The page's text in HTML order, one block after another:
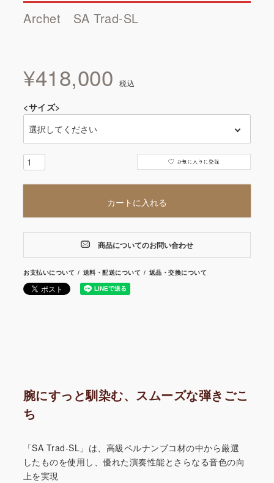
Archet SA Trad-SL
¥418,000 税込
<サイズ>
カートに入れる
商品についてのお問い合わせ
お支払いについて 送料・配送について 返品・交換について
腕にすっと馴染む、スムーズな弾きごこ
ち
「SA Trad-SL」は、高級ペルナンブコ材の中から厳選
したものを使用し、優れた演奏性能とさらなる音色の向
上を実現